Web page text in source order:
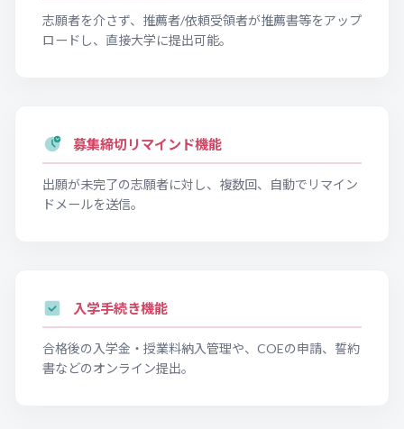
志願者を介さず、推薦者/依頼受領者が推薦書等をアップ
ロードし、直接大学に提出可能。
募集締切リマインド機能
出願が未完了の志願者に対し、複数回、自動でリマイン
ドメールを送信。
入学手続き機能
合格後の入学金・授業料納入管理や、COEの申請、誓約
書などのオンライン提出。